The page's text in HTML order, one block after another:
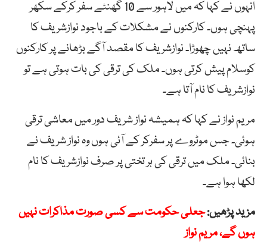
انہوں نے کہا کہ میں لاہور سے 10 گھنٹے سفر کرکے سکھر
پہنچی ہوں۔ کارکنوں نے مشکلات کے باجود نوازشریف کا
ساتھ نہیں چھوڑا۔ نوازشریف کا مقصد آگے بڑھانے پر کارکنوں
کوسلام پیش کرتی ہوں۔ ملک کی ترقی کی بات ہوتی ہے تو
نوازشریف کا نام آتا ہے۔
مریم نواز نے کہا کہ ہمیشہ نواز شریف دور میں معاشی ترقی
ہوئی۔ جس موٹروے پر سفرکر کے آئی ہوں وہ نواز شریف نے
بنائی۔ ملک میں ترقی کی ہر تختی پر صرف نوازشریف کا نام
لکھا ہوا ہے۔
مزید پڑھیں:جعلی حکومت سے کسی صورت مذاکرات نہیں
ہوں گے، مریم نواز